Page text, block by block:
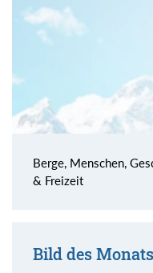
Berge, Menschen,
& Freizeit
Bild des Monats